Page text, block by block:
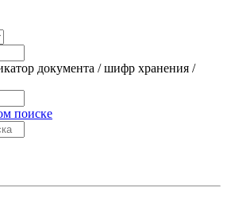
документа / шифр хранения /
поиске